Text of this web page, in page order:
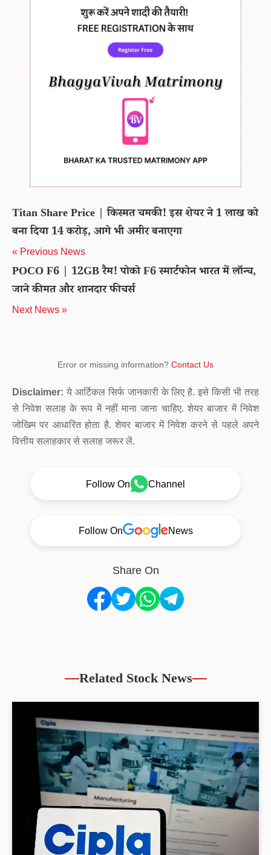
Titan Share Price | किस्मत चमकी! इस शेयर ने 1 लाख को
बना दिया 14 करोड़, आगे भी अमीर बनाएगा
« Previous News
POCO F6 | 12GB रैम! पोको F6 स्मार्टफोन भारत में लॉन्च,
जाने कीमत और शानदार फीचर्स
Next News »
Error or missing information? Contact Us
Disclaimer: ये आर्टिकल सिर्फ जानकारी के लिए है. इसे किसी भी तरह
से निवेश सलाह के रूप में नहीं माना जाना चाहिए. शेयर बाजार में निवेश
जोखिम पर आधारित होता है. शेयर बाजार में निवेश करने से पहले अपने
वित्तीय सलाहकार से सलाह जरूर लें.
Follow On Channel
Follow On News
Share On
Related Stock News